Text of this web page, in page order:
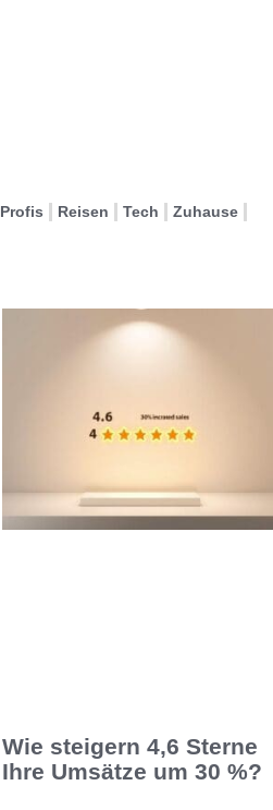
Profis Reisen Tech Zuhause
Wie steigern 4,6 Sterne
Ihre Umsätze um 30 %?